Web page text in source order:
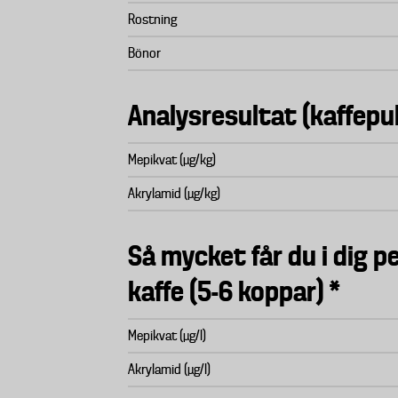
Rostning
Bönor
Analysresultat
Mepikvat (µg/kg)
Akrylamid (µg/kg)
Så mycket får du i dig
kaffe (5-6 koppar) *
Mepikvat (µg/l)
Akrylamid (µg/l)